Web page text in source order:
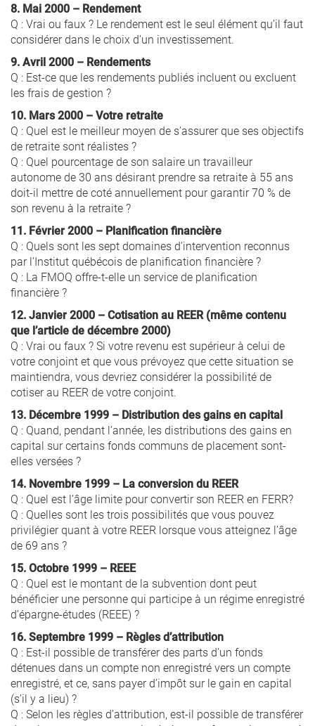
8. Mai 2000 – Rendement
Q : Vrai ou faux ? Le rendement est le seul élément qu’il faut
considérer dans le choix d’un investissement.
9. Avril 2000 – Rendements
Q : Est-ce que les rendements publiés incluent ou excluent
les frais de gestion ?
10. Mars 2000 – Votre retraite
Q : Quel est le meilleur moyen de s’assurer que ses objectifs
de retraite sont réalistes ?
Q : Quel pourcentage de son salaire un travailleur
autonome de 30 ans désirant prendre sa retraite à 55 ans
doit-il mettre de coté annuellement pour garantir 70 % de
son revenu à la retraite ?
11. Février 2000 – Planification financière
Q : Quels sont les sept domaines d’intervention reconnus
par l’Institut québécois de planification financière ?
Q : La FMOQ offre-t-elle un service de planification
financière ?
12. Janvier 2000 – Cotisation au REER (même contenu
que l’article de décembre 2000)
Q : Vrai ou faux ? Si votre revenu est supérieur à celui de
votre conjoint et que vous prévoyez que cette situation se
maintiendra, vous devriez considérer la possibilité de
cotiser au REER de votre conjoint.
13. Décembre 1999 – Distribution des gains en capital
Q : Quand, pendant l’année, les distributions des gains en
capital sur certains fonds communs de placement sont-
elles versées ?
14. Novembre 1999 – La conversion du REER
Q : Quel est l’âge limite pour convertir son REER en FERR?
Q : Quelles sont les trois possibilités que vous pouvez
privilégier quant à votre REER lorsque vous atteignez l’âge
de 69 ans ?
15. Octobre 1999 – REEE
Q : Quel est le montant de la subvention dont peut
bénéficier une personne qui participe à un régime enregistré
d’épargne-études (REEE) ?
16. Septembre 1999 – Règles d’attribution
Q : Est-il possible de transférer des parts d’un fonds
détenues dans un compte non enregistré vers un compte
enregistré, et ce, sans payer d’impôt sur le gain en capital
(s’il y a lieu) ?
Q : Selon les règles d’attribution, est-il possible de transférer